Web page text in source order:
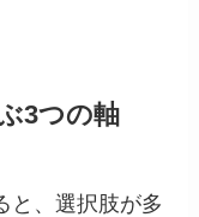
3つの軸
と、選択肢が多